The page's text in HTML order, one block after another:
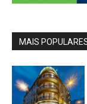
MAIS